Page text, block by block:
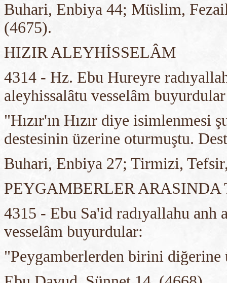
Buhari, Enbiya 44; Müslim,
(4675).
HIZIR ALEYHİSSELÂM
4314 - Hz. Ebu Hureyre
aleyhissalâtu vesselâm
"Hızır'ın Hızır diye isimlenmesi
destesinin üzerine oturmuştu.
Buhari, Enbiya 27; Tirmizi,
PEYGAMBERLER ARASINDA
4315 - Ebu Sa'id radıyallahu anh
vesselâm buyurdular:
"Peygamberlerden birini diğerine